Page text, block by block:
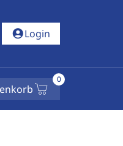
account_circleLogin
0